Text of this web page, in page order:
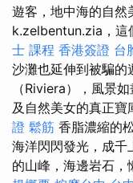
遊客，地中海的自然
k.zelbentun.zia，這
士 課程 香港簽證 台
沙灘也延伸到被騙的
（Riviera），風景
及自然美女的真正寶
證 鬆筋 香脂濃縮的
海洋閃閃發光，成千
的山峰，海邊岩石，